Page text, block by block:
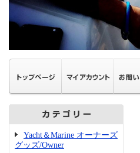
Yacht＆Marine オーナーズ
グッズ/Owner